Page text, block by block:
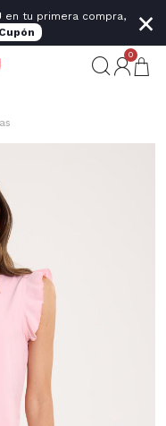
en tu primera compra,
×
0